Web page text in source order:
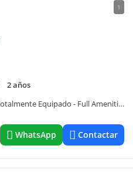
1
2 años
Quartier Retiro - Estudio Dividido Totalmente Equipado - Full Amenities
WhatsApp Contactar